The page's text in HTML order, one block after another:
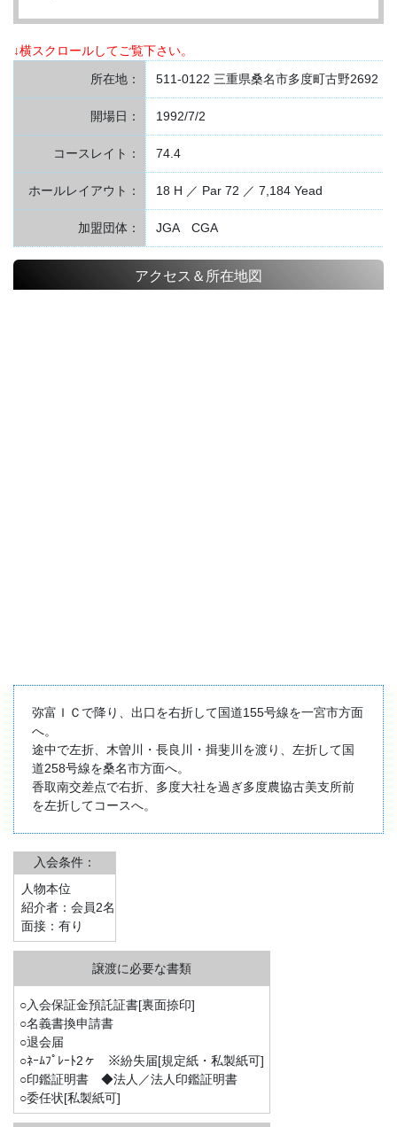
↓横スクロールしてご覧下さい。
所在地：
511-0122 三重県桑名市多度町古野2692
開場日： 1992/7/2
コースレイト： 74.4
ホールレイアウト： 18 H ／ Par 72 ／ 7,184 Yead
加盟団体： JGA CGA
アクセス＆所在地図
弥富ＩＣで降り、出口を右折して国道155号線を一宮市方面
へ。
途中で左折、木曽川・長良川・揖斐川を渡り、左折して国
道258号線を桑名市方面へ。
香取南交差点で右折、多度大社を過ぎ多度農協古美支所前
を左折してコースへ。
入会条件：
人物本位
紹介者：会員2名
面接：有り
○入会保証金預託証書[裏面捺印]
○名義書換申請書
○退会届
○ﾈｰﾑﾌﾟﾚｰﾄ2ヶ ※紛失届[規定紙・私製紙可]
○印鑑証明書 ◆法人／法人印鑑証明書
○委任状[私製紙可]